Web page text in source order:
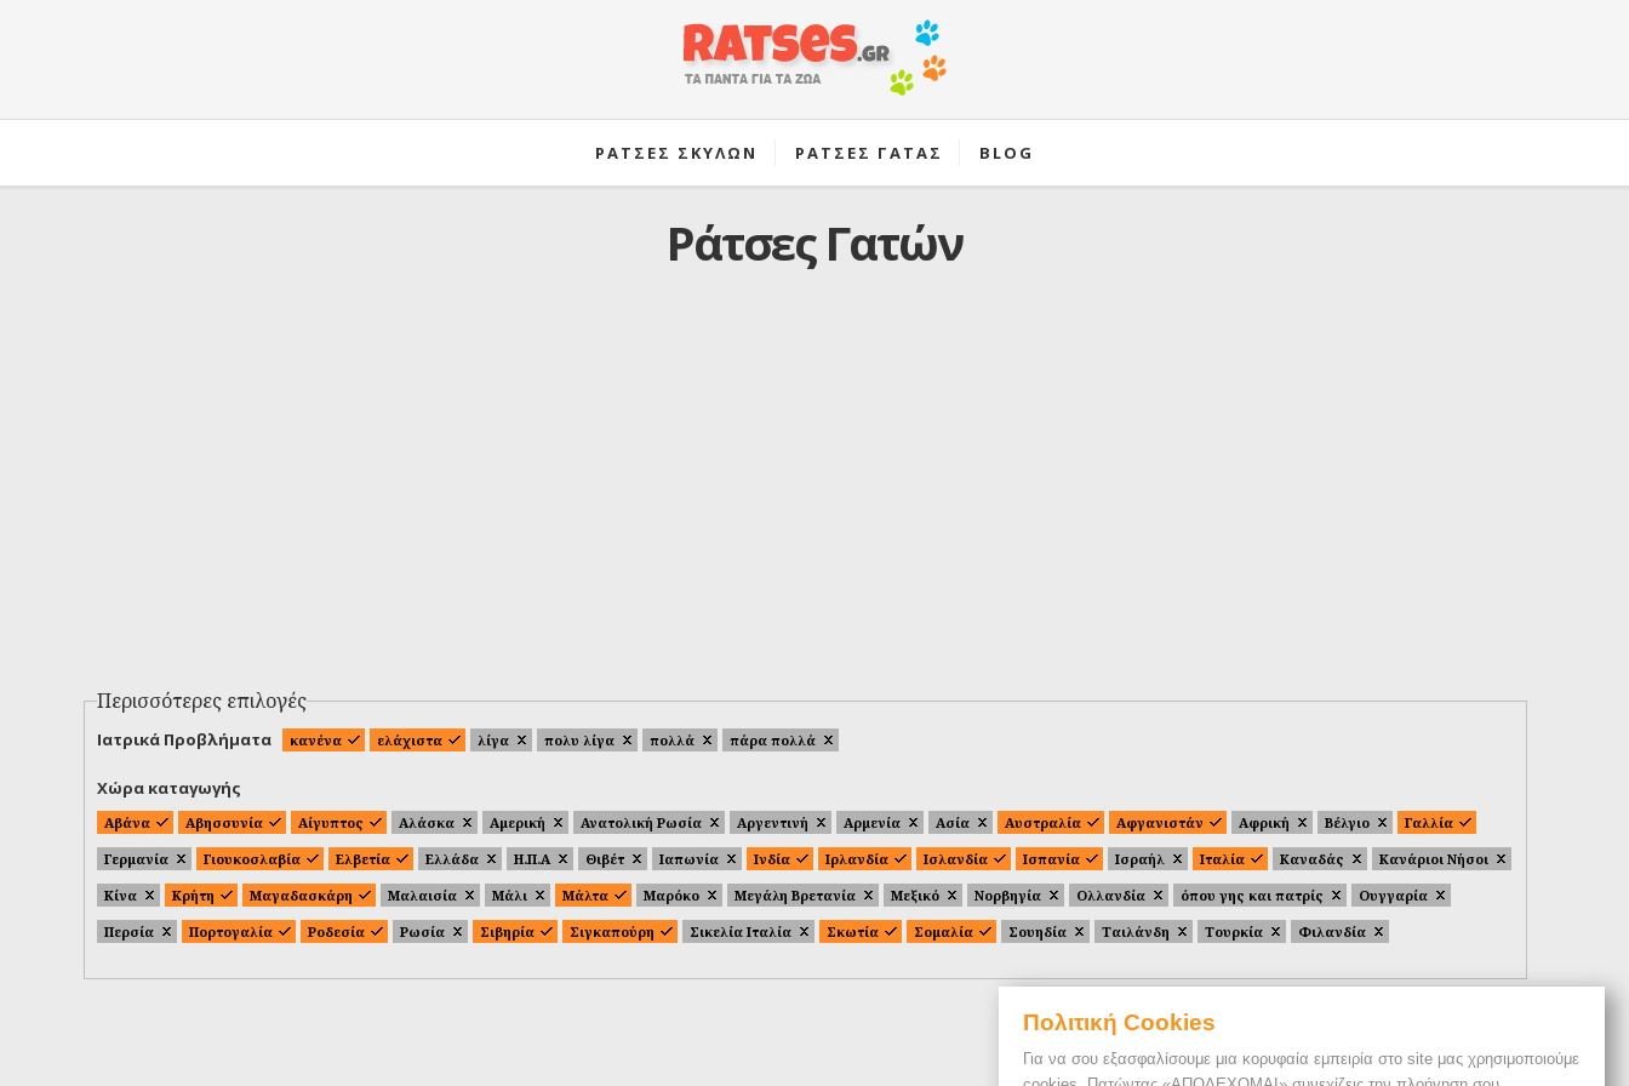
Πολιτική Cookies
Για να σου εξασφαλίσουμε μια κορυφαία εμπειρία στο site μας χρησιμοποιούμε
ΡΑΤΣΕΣ ΣΚΥΛΩΝ ΡΑΤΣΕΣ ΓΑΤΑΣ BLOG
Ράτσες Γατών
Περισσότερες επιλογές
Ιατρικά Προβλήματα κανένα ελάχιστα λίγα πολυ λίγα πολλά πάρα πολλά
Χώρα καταγωγής
Αβάνα Αβησσυνία Αίγυπτος Αλάσκα Αμερική Ανατολική Ρωσία Αργεντινή Αρμενία Ασία Αυστραλία Αφγανιστάν Αφρική Βέλγιο
Γαλλία
Γερμανία
Γιουκοσλαβία Ελβετία Ελλάδα Η.Π.Α Θιβέτ Ιαπωνία Ινδία Ιρλανδία Ισλανδία Ισπανία Ισραήλ Ιταλία Καναδάς
Κανάριοι Νήσοι
Κίνα
Κρήτη Μαγαδασκάρη Μαλαισία Μάλι Μάλτα Μαρόκο Μεγάλη Βρετανία Μεξικό Νορβηγία Ολλανδία όπου γης και πατρίς
Ουγγαρία
Περσία
Πορτογαλία Ροδεσία Ρωσία Σιβηρία Σιγκαπούρη Σικελία Ιταλία Σκωτία Σομαλία Σουηδία Ταιλάνδη Τουρκία Φιλανδία